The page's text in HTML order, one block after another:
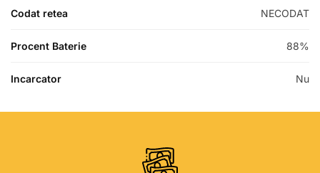
Codat retea NECODAT
Procent Baterie 88%
Incarcator Nu